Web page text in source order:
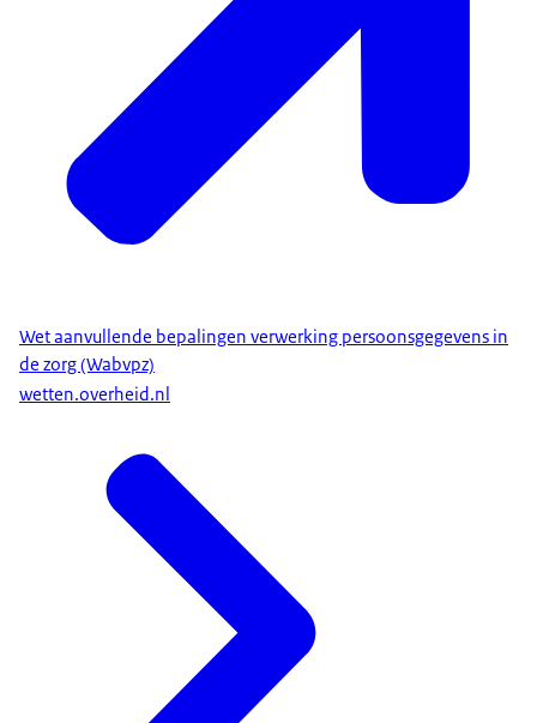
Wet aanvullende bepalingen verwerking persoonsgegevens in
de zorg (Wabvpz)
wetten.overheid.nl